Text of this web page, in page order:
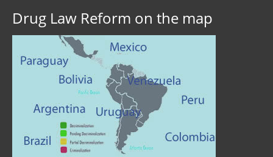
Drug Law Reform on the map